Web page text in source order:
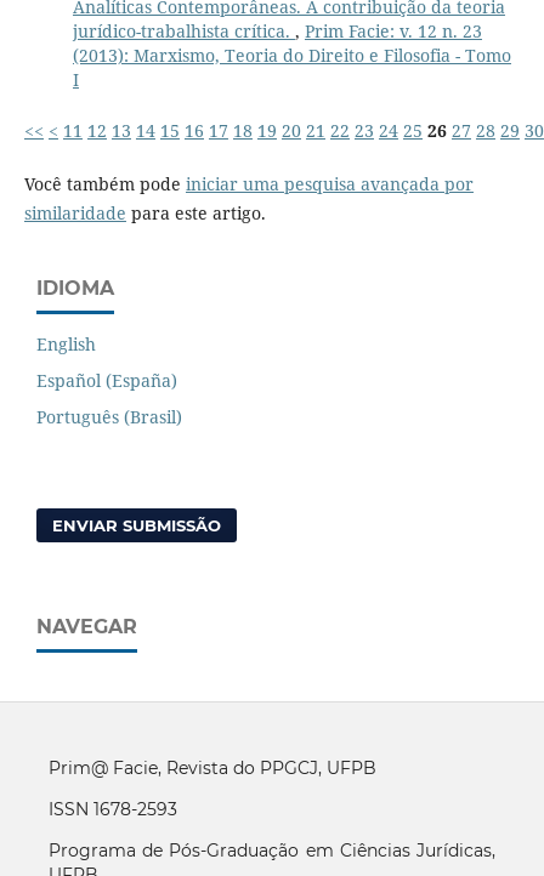
Analíticas Contemporâneas. A contribuição da teoria
jurídico-trabalhista crítica. , Prim Facie: v. 12 n. 23
(2013): Marxismo, Teoria do Direito e Filosofia - Tomo
I
<< < 11 12 13 14 15 16 17 18 19 20 21 22 23 24 25 26 27 28 29 30
Você também pode iniciar uma pesquisa avançada por
similaridade para este artigo.
IDIOMA
English
Español (España)
Português (Brasil)
ENVIAR SUBMISSÃO
NAVEGAR
Prim@ Facie, Revista do PPGCJ, UFPB
ISSN 1678-2593
Programa de Pós-Graduação em Ciências Jurídicas,